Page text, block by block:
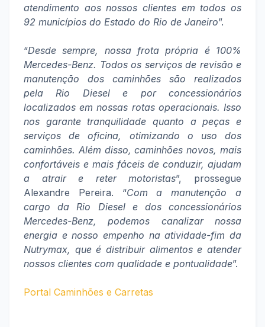
atendimento aos nossos clientes em todos os
92 municípios do Estado do Rio de Janeiro”.
“Desde sempre, nossa frota própria é 100%
Mercedes-Benz. Todos os serviços de revisão e
manutenção dos caminhões são realizados
pela Rio Diesel e por concessionários
localizados em nossas rotas operacionais. Isso
nos garante tranquilidade quanto a peças e
serviços de oficina, otimizando o uso dos
caminhões. Além disso, caminhões novos, mais
confortáveis e mais fáceis de conduzir, ajudam
a atrair e reter motoristas”, prossegue
Alexandre Pereira. “Com a manutenção a
cargo da Rio Diesel e dos concessionários
Mercedes-Benz, podemos canalizar nossa
energia e nosso empenho na atividade-fim da
Nutrymax, que é distribuir alimentos e atender
nossos clientes com qualidade e pontualidade”.
Portal Caminhões e Carretas